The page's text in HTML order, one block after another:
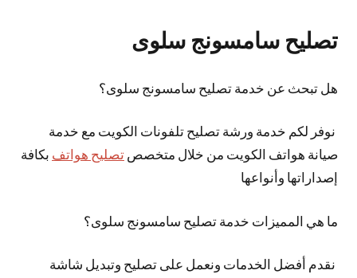
تصليح سامسونج سلوى
هل تبحث عن خدمة تصليح سامسونج سلوى؟
نوفر لكم خدمة ورشة تصليح تلفونات الكويت مع خدمة
صيانة هواتف الكويت من خلال متخصص تصليح هواتف بكافة
إصداراتها وأنواعها
ما هي المميزات خدمة تصليح سامسونج سلوى؟
نقدم أفضل الخدمات ونعمل على تصليح وتبديل شاشة